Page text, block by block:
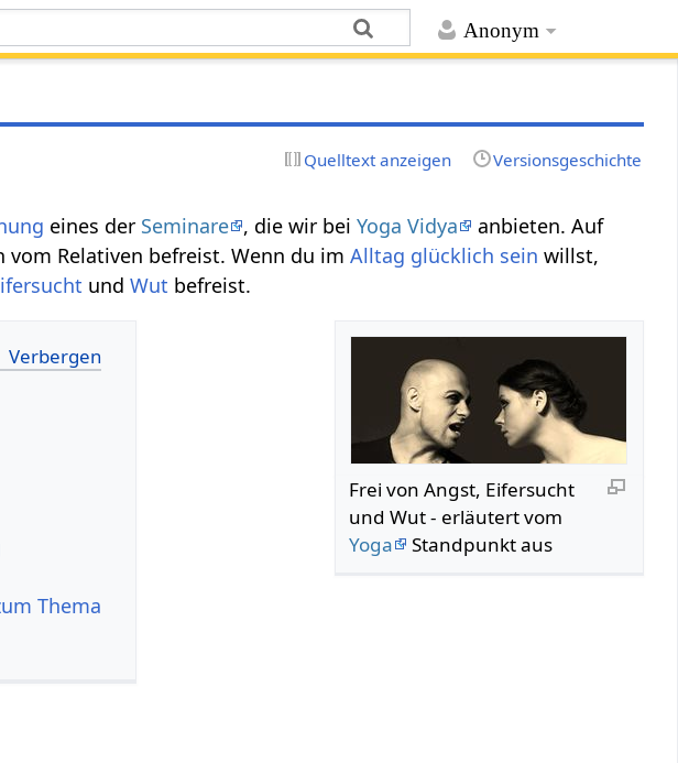
Anonym
Quelltext anzeigen Versionsgeschichte
eines der Seminare , die wir beiYoga Vidya
anbieten. Auf
vom Relativen befreist. Wenn du imAlltag glücklich sein willst,
undWut befreist.
Frei von Angst, Eifersucht
und Wut - erläutert vom
Yoga
Standpunkt aus
Thema